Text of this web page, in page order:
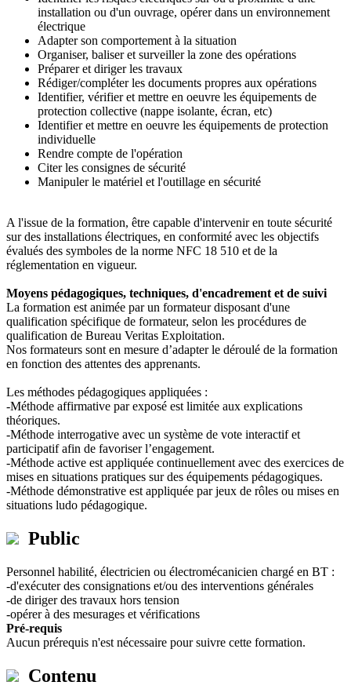
installation ou d'un ouvrage, opérer dans un environnement
électrique
Adapter son comportement à la situation
Organiser, baliser et surveiller la zone des opérations
Préparer et diriger les travaux
Rédiger/compléter les documents propres aux opérations
Identifier, vérifier et mettre en oeuvre les équipements de
protection collective (nappe isolante, écran, etc)
Identifier et mettre en oeuvre les équipements de protection
individuelle
Rendre compte de l'opération
Citer les consignes de sécurité
Manipuler le matériel et l'outillage en sécurité
A l'issue de la formation, être capable d'intervenir en toute sécurité
sur des installations électriques, en conformité avec les objectifs
évalués des symboles de la norme NFC 18 510 et de la
réglementation en vigueur.
Moyens pédagogiques, techniques, d'encadrement et de suivi
La formation est animée par un formateur disposant d'une
qualification spécifique de formateur, selon les procédures de
qualification de Bureau Veritas Exploitation.
Nos formateurs sont en mesure d’adapter le déroulé de la formation
en fonction des attentes des apprenants.
Les méthodes pédagogiques appliquées :
-Méthode affirmative par exposé est limitée aux explications
théoriques.
-Méthode interrogative avec un système de vote interactif et
participatif afin de favoriser l’engagement.
-Méthode active est appliquée continuellement avec des exercices de
mises en situations pratiques sur des équipements pédagogiques.
-Méthode démonstrative est appliquée par jeux de rôles ou mises en
situations ludo pédagogique.
Public
Personnel habilité, électricien ou électromécanicien chargé en BT :
-d'exécuter des consignations et/ou des interventions générales
-de diriger des travaux hors tension
-opérer à des mesurages et vérifications
Pré-requis
Aucun prérequis n'est nécessaire pour suivre cette formation.
Contenu